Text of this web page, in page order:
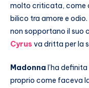
molto criticata, come
bilico tra amore e
non sopportano il suo
Cyrus va dritta per la
Madonna l’ha
proprio come faceva